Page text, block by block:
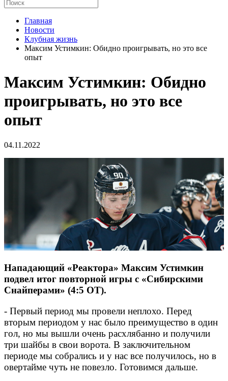
Главная
Новости
Клубная жизнь
Максим Устимкин: Обидно проигрывать, но это все
опыт
Максим Устимкин: Обидно
проигрывать, но это все
опыт
04.11.2022
Нападающий «Реактора» Максим Устимкин
подвел итог повторной игры с «Сибирскими
Снайперами» (4:5 ОТ).
- Первый период мы провели неплохо. Перед
вторым периодом у нас было преимущество в один
гол, но мы вышли очень расхлябанно и получили
три шайбы в свои ворота. В заключительном
периоде мы собрались и у нас все получилось, но в
овертайме чуть не повезло. Готовимся дальше.